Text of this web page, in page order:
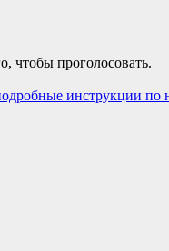
чтобы проголосовать.
инструкции по